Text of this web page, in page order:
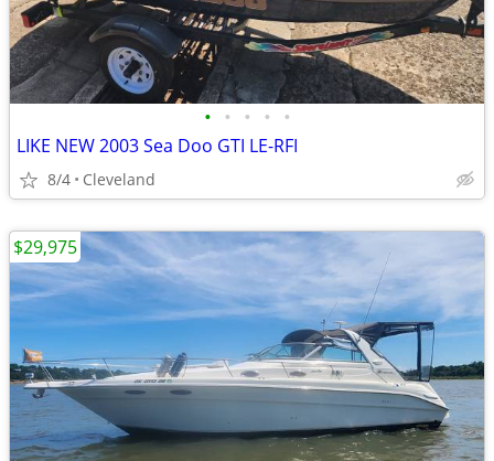
• • • • •
LIKE NEW 2003 Sea Doo GTI LE-RFI
8/4 Cleveland
$29,975